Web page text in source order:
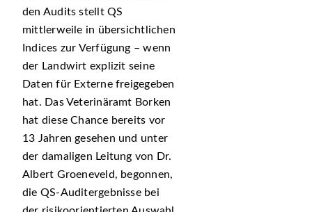
den Audits stellt QS
mittlerweile in übersichtlichen
Indices zur Verfügung – wenn
der Landwirt explizit seine
Daten für Externe freigegeben
hat. Das Veterinäramt Borken
hat diese Chance bereits vor
13 Jahren gesehen und unter
der damaligen Leitung von Dr.
Albert Groeneveld, begonnen,
die QS-Auditergebnisse bei